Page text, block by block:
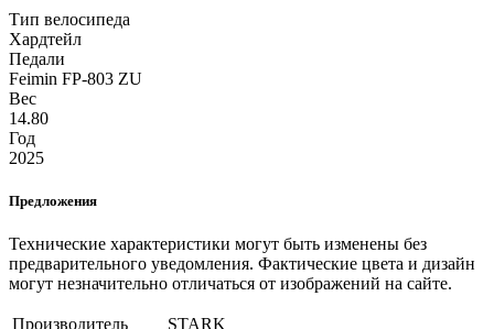
Тип велосипеда
Хардтейл
Педали
Feimin FP-803 ZU
Вес
14.80
Год
2025
Предложения
Технические характеристики могут быть изменены без
предварительного уведомления. Фактические цвета и дизайн
могут незначительно отличаться от изображений на сайте.
Производитель STARK